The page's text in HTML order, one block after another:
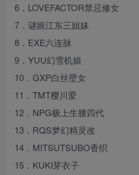
6．LOVEFACTOR禁忌修女
7．谜姬江东三姐妹
8．EXE六连脉
9．YUU幻雪机娘
10．GXP白丝壁女
11．TMT樱川爱
12．NPG极上生腰四代
13．RQS梦幻精灵改
14．MITSUTSUBO香织
15．KUKI芽衣子